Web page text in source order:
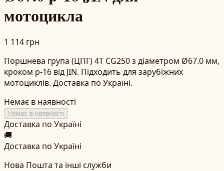
мотоцикла
1 114 грн
Поршнева група (ЦПГ) 4T CG250 з діаметром Ø67.0 мм,
кроком p-16 від JIN. Підходить для зарубіжних
мотоциклів. Доставка по Україні.
Немає в наявності
Немає в наявності
Доставка по Україні
🚚
Доставка по Україні
Нова Пошта та інші служби